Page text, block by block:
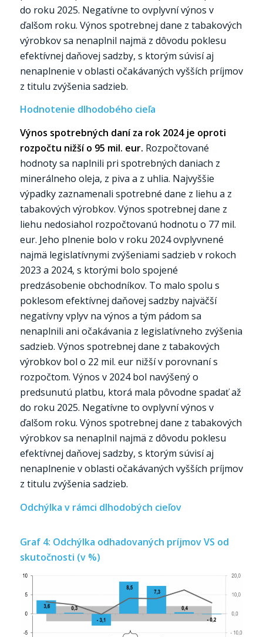
do roku 2025. Negatívne to ovplyvní výnos v
ďalšom roku. Výnos spotrebnej dane z tabakových
výrobkov sa nenaplnil najmä z dôvodu poklesu
efektívnej daňovej sadzby, s ktorým súvisí aj
nenaplnenie v oblasti očakávaných vyšších príjmov
z titulu zvýšenia sadzieb.
Hodnotenie dlhodobého cieľa
Výnos spotrebných daní za rok 2024 je oproti
rozpočtu nižší o 95 mil. eur. Rozpočtované
hodnoty sa naplnili pri spotrebných daniach z
minerálneho oleja, z piva a z uhlia. Najvyššie
výpadky zaznamenali spotrebné dane z liehu a z
tabakových výrobkov. Výnos spotrebnej dane z
liehu nedosiahol rozpočtovanú hodnotu o 77 mil.
eur. Jeho plnenie bolo v roku 2024 ovplyvnené
najmä legislatívnymi zvýšeniami sadzieb v rokoch
2023 a 2024, s ktorými bolo spojené
predzásobenie obchodníkov. To malo spolu s
poklesom efektívnej daňovej sadzby najväčší
negatívny vplyv na výnos a tým pádom sa
nenaplnili ani očakávania z legislatívneho zvýšenia
sadzieb. Výnos spotrebnej dane z tabakových
výrobkov bol o 22 mil. eur nižší v porovnaní s
rozpočtom. Výnos v 2024 bol navýšený o
predsunutú platbu, ktorá mala pôvodne spadať až
do roku 2025. Negatívne to ovplyvní výnos v
ďalšom roku. Výnos spotrebnej dane z tabakových
výrobkov sa nenaplnil najmä z dôvodu poklesu
efektívnej daňovej sadzby, s ktorým súvisí aj
nenaplnenie v oblasti očakávaných vyšších príjmov
z titulu zvýšenia sadzieb.
Odchýlka v rámci dlhodobých cieľov
Graf 4: Odchýlka odhadovaných príjmov VS od
skutočnosti (v %)